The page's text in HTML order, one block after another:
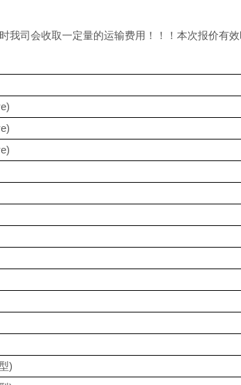
司会收取一定量的运输费用！！！本次报价有效
)